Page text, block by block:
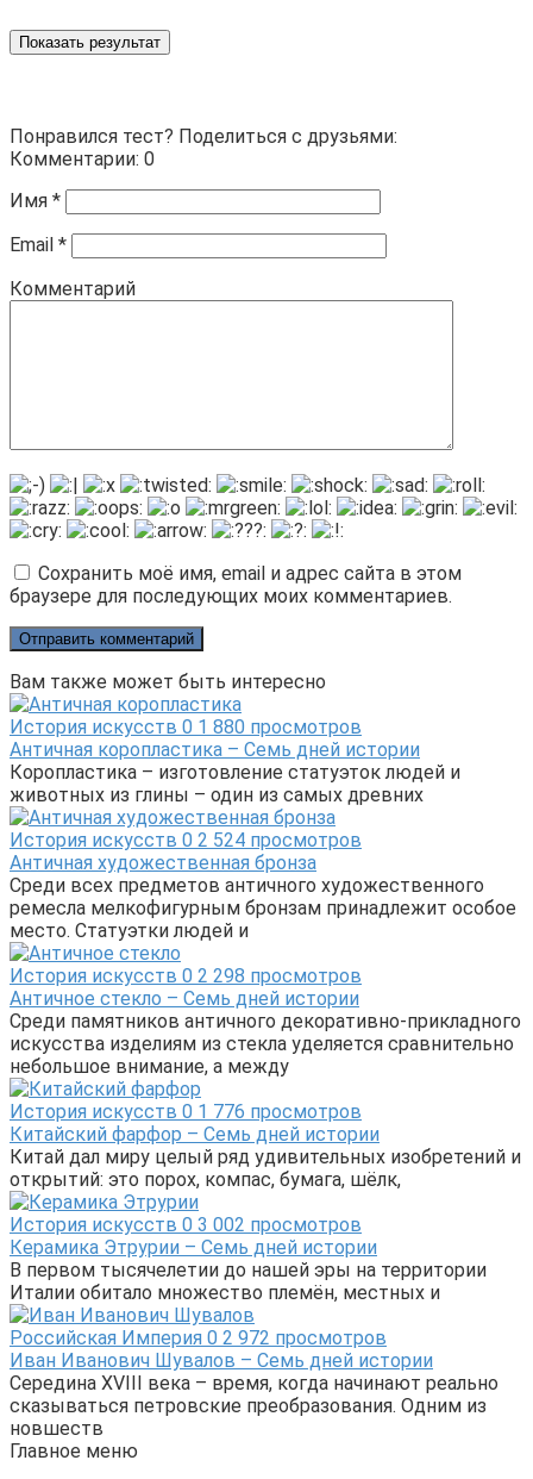
Показать результат
Понравился тест? Поделиться с друзьями:
Комментарии: 0
Имя *
Email *
Комментарий
Сохранить моё имя, email и адрес сайта в этом
браузере для последующих моих комментариев.
Вам также может быть интересно
История искусств 0 1 880 просмотров
Античная коропластика – Семь дней истории
Коропластика – изготовление статуэток людей и
животных из глины – один из самых древних
История искусств 0 2 524 просмотров
Античная художественная бронза
Среди всех предметов античного художественного
ремесла мелкофигурным бронзам принадлежит особое
место. Статуэтки людей и
История искусств 0 2 298 просмотров
Античное стекло – Семь дней истории
Среди памятников античного декоративно-прикладного
искусства изделиям из стекла уделяется сравнительно
небольшое внимание, а между
История искусств 0 1 776 просмотров
Китайский фарфор – Семь дней истории
Китай дал миру целый ряд удивительных изобретений и
открытий: это порох, компас, бумага, шёлк,
История искусств 0 3 002 просмотров
Керамика Этрурии – Семь дней истории
В первом тысячелетии до нашей эры на территории
Италии обитало множество племён, местных и
Российская Империя 0 2 972 просмотров
Иван Иванович Шувалов – Семь дней истории
Середина XVIII века – время, когда начинают реально
сказываться петровские преобразования. Одним из
новшеств
Главное меню